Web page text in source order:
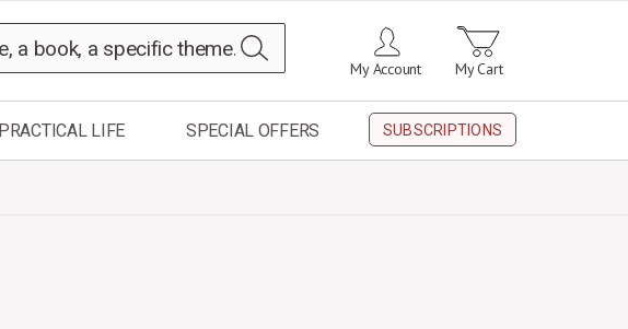
My Cart
My Account
PRACTICAL LIFE SPECIAL OFFERS SUBSCRIPTIONS